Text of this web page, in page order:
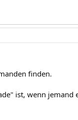
finden.
ist, wenn jemand